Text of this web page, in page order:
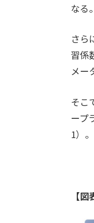
なる。
さら
習係
メー
そこ
ープ
1）。
【